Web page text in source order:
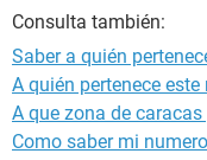
Consulta también:
Saber a quién
A quién pertenece
A que zona de
Como saber mi